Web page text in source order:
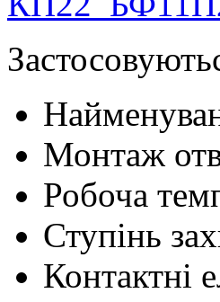
Монтаж
Робоча
Ступінь
Контактні